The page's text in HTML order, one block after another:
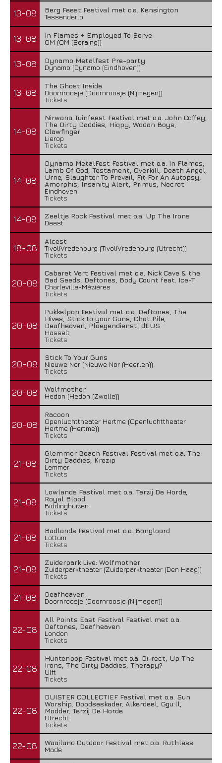
13-08
Berg Feest Festival met o.a. Kensington
Tessenderlo
13-08
In Flames + Employed To Serve
OM (OM (Seraing))
13-08
Dynamo Metalfest Pre-party
Dynamo (Dynamo (Eindhoven))
13-08
The Ghost Inside
Doornroosje (Doornroosje (Nijmegen))
Tickets
14-08
Nirwana Tuinfeest Festival met o.a. John Coffey,
The Dirty Daddies, Hiqpy, Wodan Boys,
Clawfinger
Lierop
Tickets
14-08
Dynamo MetalFest Festival met o.a. In Flames,
Lamb Of God, Testament, Overkill, Death Angel,
Urne, Slaughter To Prevail, Fit For An Autopsy,
Amorphis, Insanity Alert, Primus, Necrot
Eindhoven
Tickets
14-08
Zeeltje Rock Festival met o.a. Up The Irons
Deest
18-08
Alcest
TivoliVredenburg (TivoliVredenburg (Utrecht))
Tickets
20-08
Cabaret Vert Festival met o.a. Nick Cave & the
Bad Seeds, Deftones, Body Count feat. Ice-T
Charleville-Mézières
Tickets
20-08
Pukkelpop Festival met o.a. Deftones, The
Hives, Stick to your Guns, Chat Pile,
Deafheaven, Ploegendienst, dEUS
Hasselt
Tickets
20-08
Stick To Your Guns
Nieuwe Nor (Nieuwe Nor (Heerlen))
Tickets
20-08
Wolfmother
Hedon (Hedon (Zwolle))
20-08
Racoon
Openluchttheater Hertme (Openluchttheater
Hertme (Hertme))
Tickets
21-08
Glemmer Beach Festival Festival met o.a. The
Dirty Daddies, Krezip
Lemmer
Tickets
21-08
Lowlands Festival met o.a. Terzij De Horde,
Royal Blood
Biddinghuizen
Tickets
21-08
Badlands Festival met o.a. Bongloard
Lottum
Tickets
21-08
Zuiderpark Live: Wolfmother
Zuiderparktheater (Zuiderparktheater (Den Haag))
Tickets
21-08
Deafheaven
Doornroosje (Doornroosje (Nijmegen))
22-08
All Points East Festival Festival met o.a.
Deftones, Deafheaven
London
Tickets
22-08
Huntenpop Festival met o.a. Di-rect, Up The
Irons, The Dirty Daddies, Therapy?
Ulft
Tickets
22-08
DUISTER COLLECTIEF Festival met o.a. Sun
Worship, Doodseskader, Alkerdeel, Ggu:ll,
Modder, Terzij De Horde
Utrecht
Tickets
22-08
Waailand Outdoor Festival met o.a. Ruthless
Made